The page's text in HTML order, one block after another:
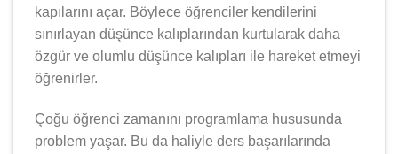
kapılarını açar. Böylece öğrenciler kendilerini
sınırlayan düşünce kalıplarından kurtularak daha
özgür ve olumlu düşünce kalıpları ile hareket etmeyi
öğrenirler.
Çoğu öğrenci zamanını programlama hususunda
problem yaşar. Bu da haliyle ders başarılarında